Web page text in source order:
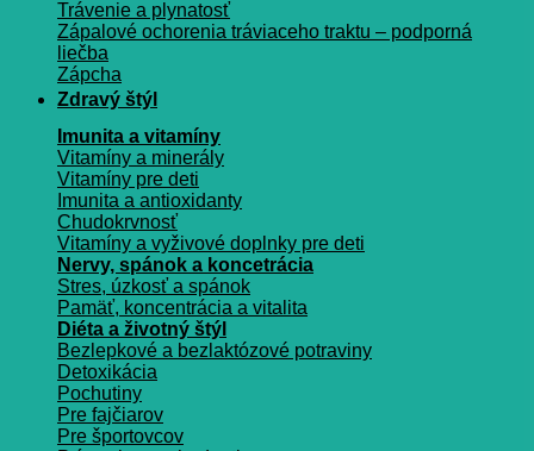
Trávenie a plynatosť
Zápalové ochorenia tráviaceho traktu – podporná
liečba
Zápcha
Zdravý štýl
Imunita a vitamíny
Vitamíny a minerály
Vitamíny pre deti
Imunita a antioxidanty
Chudokrvnosť
Vitamíny a vyživové doplnky pre deti
Nervy, spánok a koncetrácia
Stres, úzkosť a spánok
Pamäť, koncentrácia a vitalita
Diéta a životný štýl
Bezlepkové a bezlaktózové potraviny
Detoxikácia
Pochutiny
Pre fajčiarov
Pre športovcov